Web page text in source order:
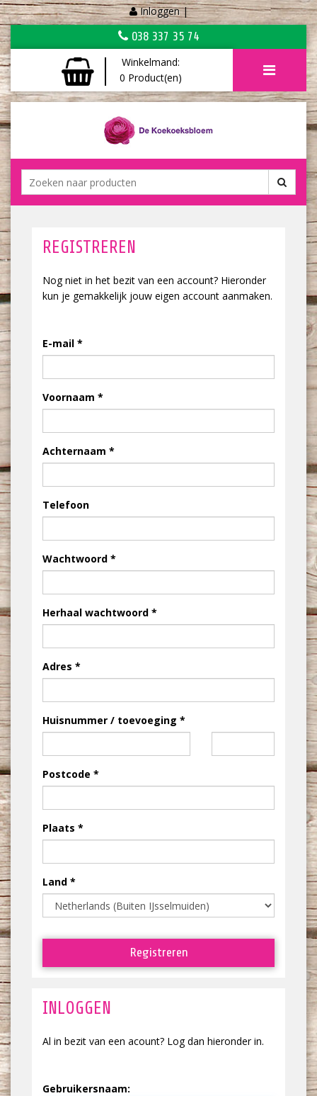
Inloggen |
038 337 35 74
Winkelmand:
0 Product(en)
REGISTREREN
Nog niet in het bezit van een account? Hieronder
kun je gemakkelijk jouw eigen account aanmaken.
E-mail
Voornaam
Achternaam
Telefoon
Wachtwoord
Herhaal wachtwoord
Adres
Huisnummer / toevoeging
Postcode
Plaats
Land
Registreren
INLOGGEN
Al in bezit van een acount? Log dan hieronder in.
Gebruikersnaam: